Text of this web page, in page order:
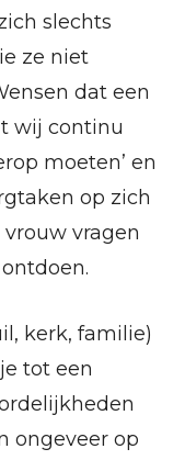
slechts
ze niet
dat een
wij continu
moeten’ en
op zich
vragen
kerk, familie)
tot een
ongeveer op